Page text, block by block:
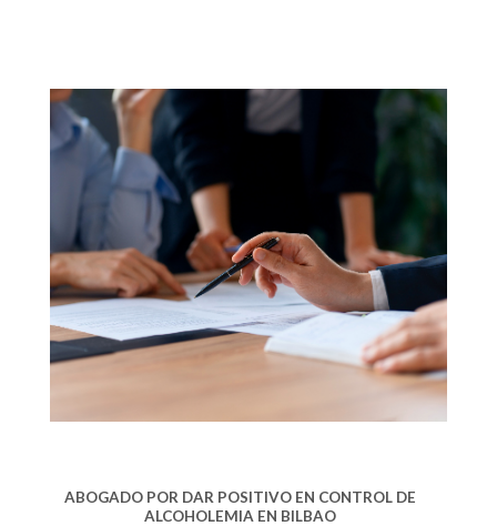
ABOGADO POR DAR POSITIVO EN CONTROL DE
ALCOHOLEMIA EN BILBAO